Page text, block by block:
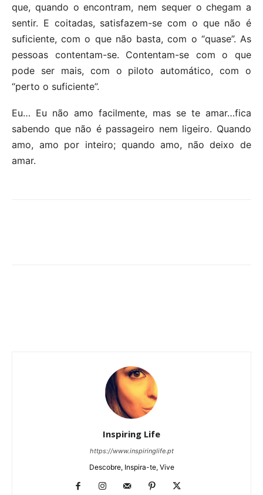
que, quando o encontram, nem sequer o chegam a
sentir. E coitadas, satisfazem-se com o que não é
suficiente, com o que não basta, com o “quase”. As
pessoas contentam-se. Contentam-se com o que
pode ser mais, com o piloto automático, com o
“perto o suficiente”.
Eu… Eu não amo facilmente, mas se te amar…fica
sabendo que não é passageiro nem ligeiro. Quando
amo, amo por inteiro; quando amo, não deixo de
amar.
Inspiring Life
https://www.inspiringlife.pt
Descobre, Inspira-te, Vive